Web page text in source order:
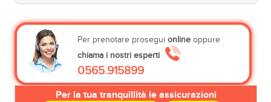
Per prenotare prosegui onlineoppure
chiama i nostri esperti
0565.915899
Per la tua tranquillità le assicurazioni